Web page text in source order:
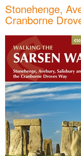
Stonehenge,
Cranborne